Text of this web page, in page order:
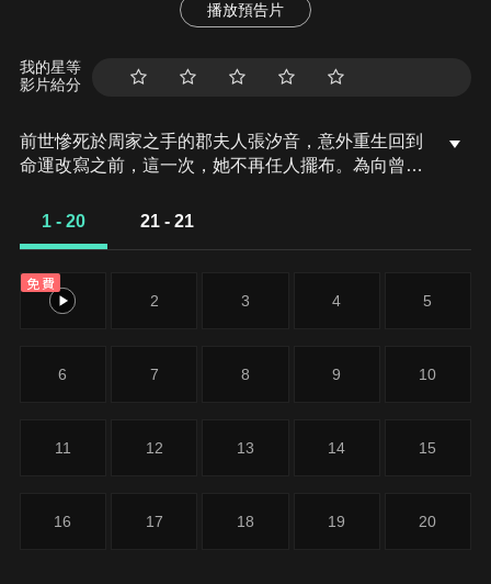
播放預告片
我的星等
影片給分
前世慘死於周家之手的郡夫人張汐音，意外重生回到
命運改寫之前，這一次，她不再任人擺布。為向曾經
結盟聯手、各取所需，原本只是利益交換的關係，卻
1 - 20 21 - 21
免費
1 2 3 4 5
6 7 8 9 10
11 12 13 14 15
16 17 18 19 20